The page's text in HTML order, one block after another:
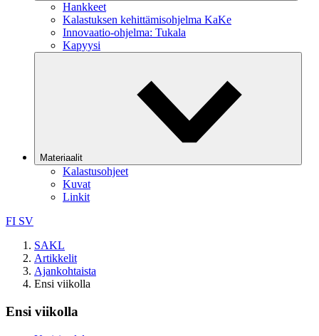
Hankkeet
Kalastuksen kehittämisohjelma KaKe
Innovaatio-ohjelma: Tukala
Kapyysi
Materiaalit
Kalastusohjeet
Kuvat
Linkit
FI SV
SAKL
Artikkelit
Ajankohtaista
Ensi viikolla
Ensi viikolla